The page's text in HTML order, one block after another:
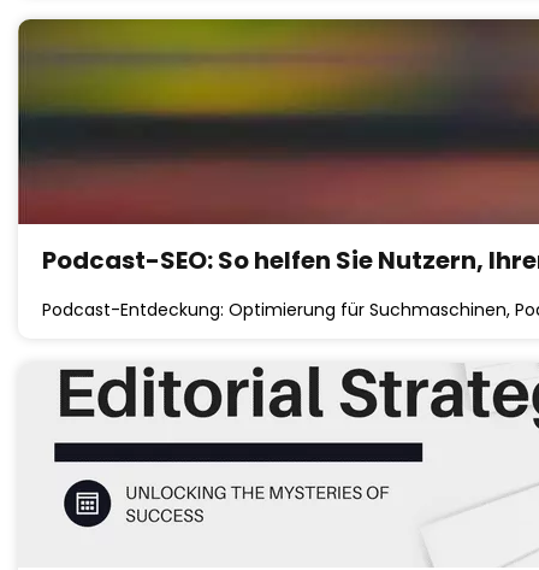
Podcast-SEO: So helfen Sie Nutzern,
Podcast-Entdeckung: Optimierung für Suchmaschinen,